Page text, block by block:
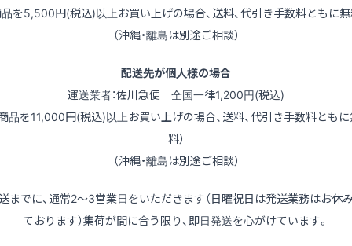
品を5,500円(税込)以上お買い上げの場合、送料、代引き手数料ともに無
（沖縄・離島は別途ご相談）
配送先が個人様の場合
運送業者：佐川急便 全国一律1,200円(税込)
品を11,000円(税込)以上お買い上げの場合、送料、代引き手数料とも
料）
（沖縄・離島は別途ご相談）
までに、通常2～3営業日をいただきます（日曜祝日は発送業務はお休
ております）集荷が間に合う限り、即日発送を心がけています。